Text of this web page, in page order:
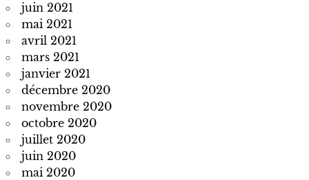
juin 2021
mai 2021
avril 2021
mars 2021
janvier 2021
décembre 2020
novembre 2020
octobre 2020
juillet 2020
juin 2020
mai 2020